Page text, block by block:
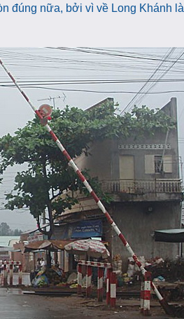
đúng nữa, bởi vì về Long Khánh là